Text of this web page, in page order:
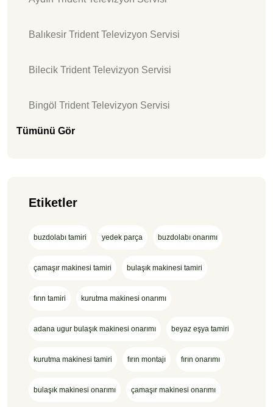
Balıkesir Trident Televizyon Servisi
Bilecik Trident Televizyon Servisi
Bingöl Trident Televizyon Servisi
Tümünü Gör
Etiketler
buzdolabı tamiri yedek parça buzdolabı onarımı
çamaşır makinesi tamiri bulaşık makinesi tamiri
fırın tamiri kurutma makinesi onarımı
adana ugur bulaşık makinesi onarımı beyaz eşya tamiri
kurutma makinesi tamiri fırın montajı fırın onarımı
bulaşık makinesi onarımı çamaşır makinesi onarımı